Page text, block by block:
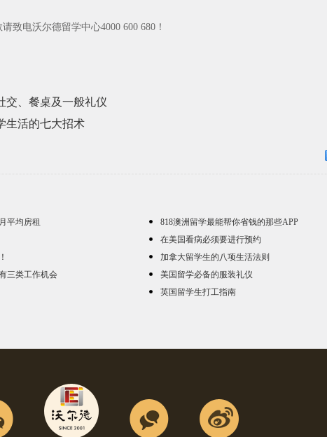
致电沃尔德留学中心4000 600 680！
交、餐桌及一般礼仪
生活的七大招术
平均房租
818澳洲留学最能帮你省钱的那些APP
在美国看病必须要进行预约
加拿大留学生的八项生活法则
三类工作机会
美国留学必备的服装礼仪
英国留学生打工指南